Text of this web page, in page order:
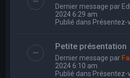
Dernier message par
2024 6:29 am
Publié dans Présentez-
Petite présentation
Dernier message par
2024 6:10 am
Publié dans Présentez-